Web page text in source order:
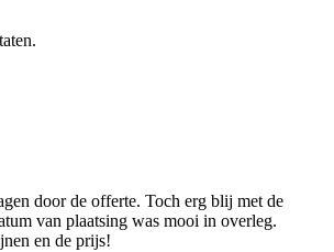
door de offerte. Toch erg blij met de
van plaatsing was mooi in overleg.
en de prijs!